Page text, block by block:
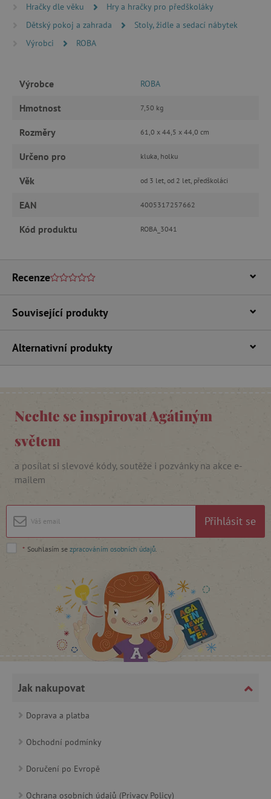
Hračky dle věku
Hry a hračky pro předškoláky
Dětský pokoj a zahrada
Stoly, židle a sedací nábytek
Výrobci
ROBA
Výrobce ROBA
Hmotnost 7,50 kg
Rozměry 61,0 x 44,5 x 44,0 cm
Určeno pro kluka, holku
Věk od 3 let, od 2 let, předškoláci
EAN 4005317257662
Kód produktu ROBA_3041
Recenze
Související produkty
Alternativní produkty
Nechte se inspirovat Agátiným
světem
a posílat si slevové kódy, soutěže i pozvánky na akce e-
mailem
Přihlásit se
* Souhlasím se zpracováním osobních údajů
Jak nakupovat
Doprava a platba
Obchodní podmínky
Doručení po Evropě
Ochrana osobních údajů (Privacy Policy)
FUNKČNÍ SOUBORY
Funkční soubory
Nezbytně nutné soubory cookie umožňují
přihlášení uživatele a správa účtu. Webové
stránky nelze bez nezbytně nutných souborů
_lb_ccc
CookieScriptConsent
CookieScript
www.agatinsvet.cz